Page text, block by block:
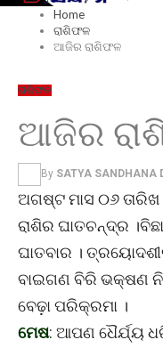
Home
ରାଶିଫଳ
ଆଜିର ରାଶିଫଳ
ରାଶିଫଳ
ଆଜିର
By SATYA SANDHANA
ଅଗଷ୍ଟ ମାସ ୦୬
ରାଶିର ଘାତଚନ୍ଦ୍ର
ଘାତବାର ।
ବାଇଗଣ ବିରି ଭକ୍ଷଣ
ବେଢ଼ା ପରିକ୍ରମା ।
ମେଷ: ଆପଣ ଧୈର୍ଯ୍ୟ